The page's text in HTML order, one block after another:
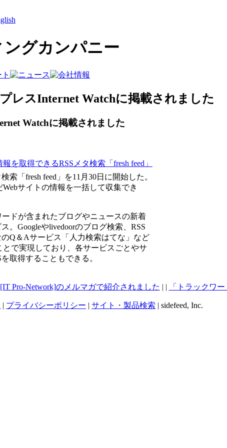
グカンパニー
レスInternet Watchに掲載されました
Watchに掲載されました
を取得できるRSSメタ検索「fresh feed」
索「fresh feed」を11月30日に開始した。
サイトの情報を一括して収集でき
ードが含まれたブログやニュースの新着
。Googleやlivedoorのブログ検索、RSS
のQ＆Aサービス「人力検索はてな」など
で実現しており、各サービスごとやサ
取得することもできる。
Pro-Network]のメルマガで紹介されました | | 「トラックワ
| プライバシーポリシー | サイト・製品検索 | sidefeed, Inc.